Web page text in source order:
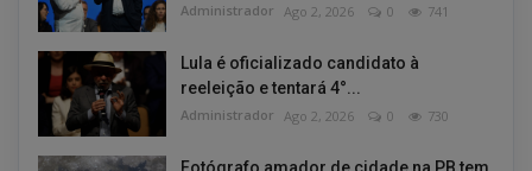
Administrador Ago 2, 2026 0 741
Lula é oficializado candidato à
reeleição e tentará 4°...
Administrador Ago 2, 2026 0 730